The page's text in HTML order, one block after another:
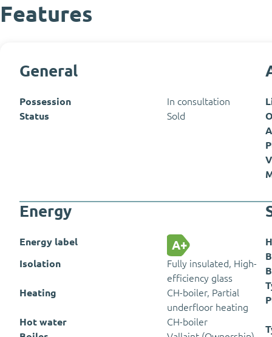
Features
General
Possession
In consultation
Status
Sold
Energy
Energy label A+
Isolation
Fully insulated, High-
efficiency glass
Heating
CH-boiler, Partial
underfloor heating
Hot water
CH-boiler